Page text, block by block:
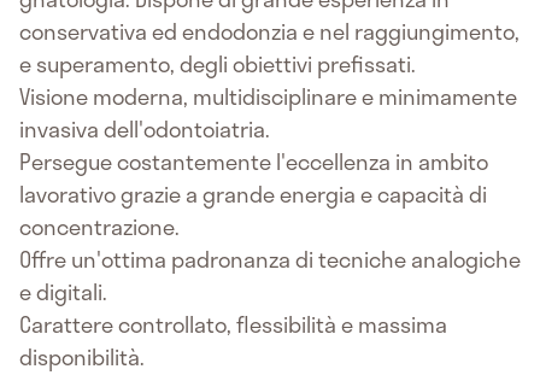
conservativa ed endodonzia e nel raggiungimento,
e superamento, degli obiettivi prefissati.
Visione moderna, multidisciplinare e minimamente
invasiva dell'odontoiatria.
Persegue costantemente l'eccellenza in ambito
lavorativo grazie a grande energia e capacità di
concentrazione.
Offre un'ottima padronanza di tecniche analogiche
e digitali.
Carattere controllato, flessibilità e massima
disponibilità.